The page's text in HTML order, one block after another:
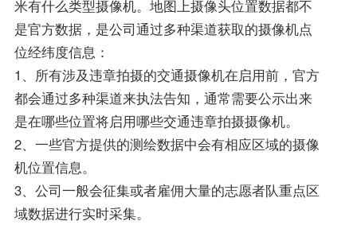
米有什么类型摄像机。地图上摄像头位置数据都不
是官方数据，是公司通过多种渠道获取的摄像机点
位经纬度信息：
1、所有涉及违章拍摄的交通摄像机在启用前，官方
都会通过多种渠道来执法告知，通常需要公示出来
是在哪些位置将启用哪些交通违章拍摄摄像机。
2、一些官方提供的测绘数据中会有相应区域的摄像
机位置信息。
3、公司一般会征集或者雇佣大量的志愿者队重点区
域数据进行实时采集。